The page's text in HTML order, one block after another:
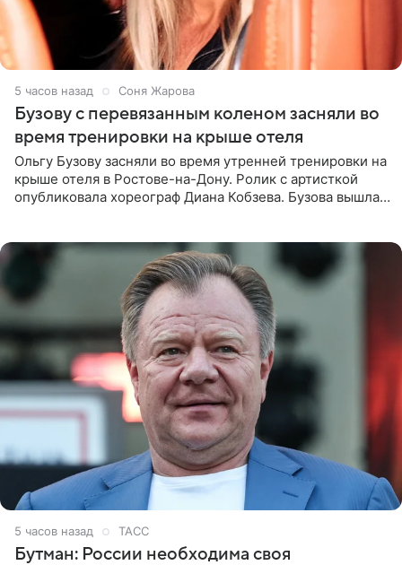
5 часов назад Соня Жарова
Бузову с перевязанным коленом засняли во
время тренировки на крыше отеля
Ольгу Бузову засняли во время утренней тренировки на
крыше отеля в Ростове-на-Дону. Ролик с артисткой
опубликовала хореограф Диана Кобзева. Бузова вышла
5 часов назад ТАСС
Бутман: России необходима своя